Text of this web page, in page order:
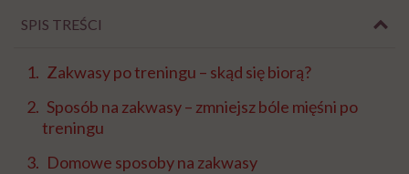
SPIS TREŚCI
Zakwasy po treningu – skąd się biorą?
Sposób na zakwasy – zmniejsz bóle mięśni po
treningu
Domowe sposoby na zakwasy